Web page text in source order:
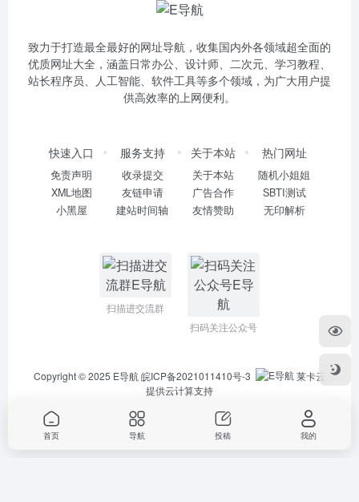
致力于打造最全最好的网址导航，收集国内外各领域超全面的
优质网址大全，涵盖日常办公、设计师、二次元、学习教程、
站长程序员、人工智能、软件工具等多个领域，为广大用户提
供高效率的上网便利。
快速入口
免责声明
XML地图
小黑屋
服务支持
收录提交
友链申请
建站时间轴
关于本站
关于本站
广告合作
友情赞助
热门网址
随机小姐姐
SBTI测试
无印解析
扫描进交流群
扫码关注公众号
Copyright © 2025 E导航皖ICP备2021011410号-3
莱卡云
提供云计算支持
首页 导航 投稿 我的